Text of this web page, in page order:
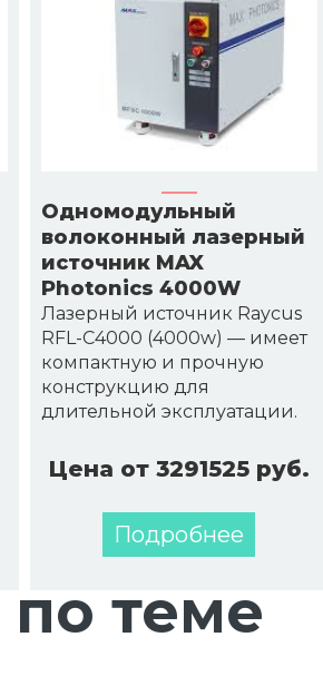
Одномодульный
волоконный лазерный
источник MAX
Photonics 4000W
Лазерный источник Raycus
RFL-C4000 (4000w) — имеет
компактную и прочную
конструкцию для
длительной эксплуатации.
Цена от 3291525 руб.
Подробнее
по теме